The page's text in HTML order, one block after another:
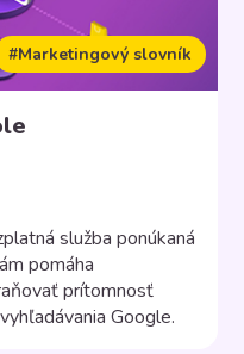
#Marketingový slovník
služba ponúkaná
pomáha
prítomnosť
Google.